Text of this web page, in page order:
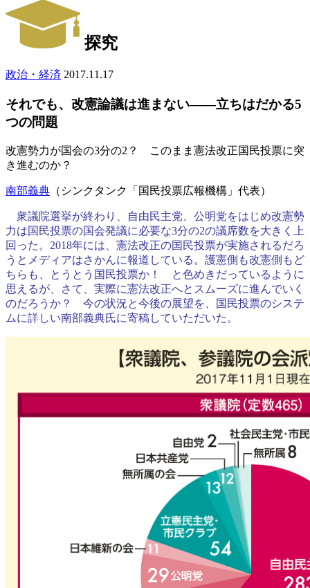
探究
政治・経済 2017.11.17
それでも、改憲論議は進まない――立ちはだかる5
つの問題
改憲勢力が国会の3分の2？ このまま憲法改正国民投票に突
き進むのか？
南部義典 （シンクタンク「国民投票広報機構」代表）
衆議院選挙が終わり、自由民主党、公明党をはじめ改憲勢
力は国民投票の国会発議に必要な3分の2の議席数を大きく上
回った。2018年には、憲法改正の国民投票が実施されるだろ
うとメディアはさかんに報道している。護憲側も改憲側もど
ちらも、とうとう国民投票か！ と色めきだっているように
思えるが、さて、実際に憲法改正へとスムーズに進んでいく
のだろうか？ 今の状況と今後の展望を、国民投票のシステ
ムに詳しい南部義典氏に寄稿していただいた。